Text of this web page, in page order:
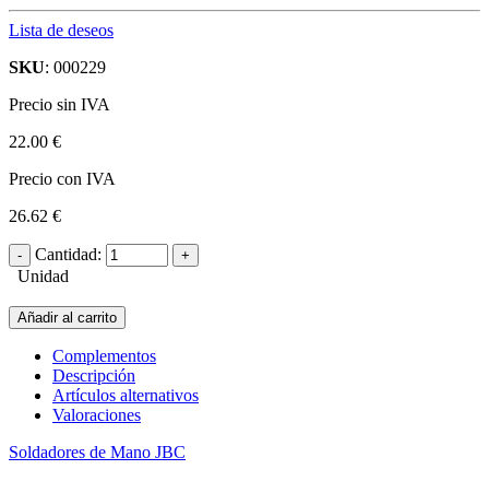
Lista de deseos
SKU: 000229
Precio sin IVA
22.00 €
Precio con IVA
26.62 €
Cantidad:
Unidad
Añadir al carrito
Complementos
Descripción
Artículos alternativos
Valoraciones
Soldadores de Mano JBC